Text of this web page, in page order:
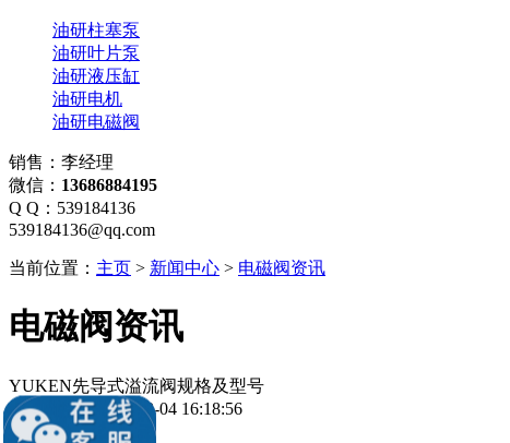
油研柱塞泵
油研叶片泵
油研液压缸
油研电机
油研电磁阀
销售：李经理
微信： 13686884195
Q Q：539184136
539184136@qq.com
当前位置： 主页 > 新闻中心 > 电磁阀资讯
电磁阀资讯
YUKEN先导式溢流阀规格及型号
发布时间：2026-08-04 16:18:56